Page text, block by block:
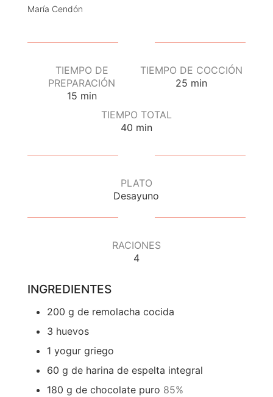
María Cendón
TIEMPO DE
PREPARACIÓN
15 min
TIEMPO DE COCCIÓN
25 min
TIEMPO TOTAL
40 min
PLATO
Desayuno
RACIONES
4
INGREDIENTES
200 g de remolacha cocida
3 huevos
1 yogur griego
60 g de harina de espelta integral
180 g de chocolate puro 85%